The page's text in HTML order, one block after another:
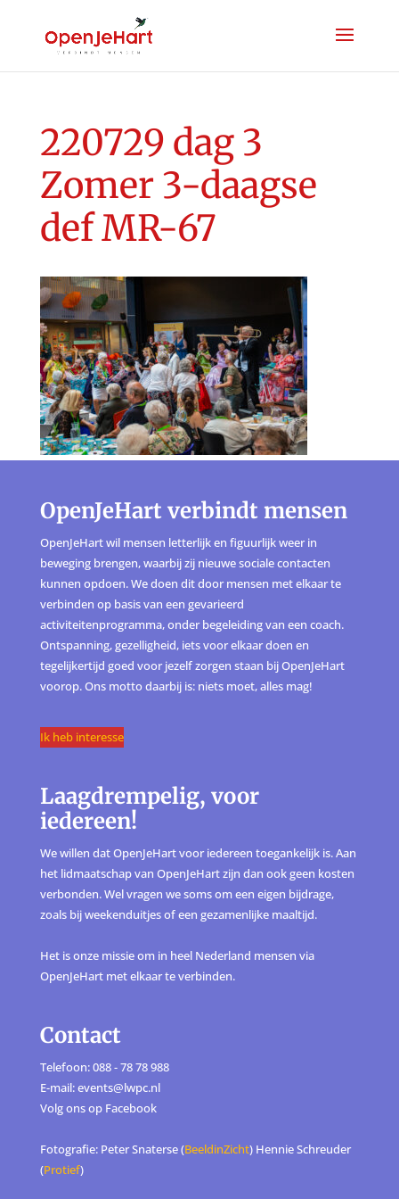
220729 dag 3
Zomer 3-daagse
def MR-67
OpenJeHart verbindt mensen
OpenJeHart wil mensen letterlijk en figuurlijk weer in
beweging brengen, waarbij zij nieuwe sociale contacten
kunnen opdoen. We doen dit door mensen met elkaar te
verbinden op basis van een gevarieerd
activiteitenprogramma, onder begeleiding van een coach.
Ontspanning, gezelligheid, iets voor elkaar doen en
tegelijkertijd goed voor jezelf zorgen staan bij OpenJeHart
voorop. Ons motto daarbij is: niets moet, alles mag!
Ik heb interesse
Laagdrempelig, voor
iedereen!
We willen dat OpenJeHart voor iedereen toegankelijk is. Aan
het lidmaatschap van OpenJeHart zijn dan ook geen kosten
verbonden. Wel vragen we soms om een eigen bijdrage,
zoals bij weekenduitjes of een gezamenlijke maaltijd.
Het is onze missie om in heel Nederland mensen via
OpenJeHart met elkaar te verbinden.
Contact
Telefoon: 088 - 78 78 988
E-mail: events@lwpc.nl
Volg ons op Facebook
Fotografie: Peter Snaterse (BeeldinZicht) Hennie Schreuder
(Protief)